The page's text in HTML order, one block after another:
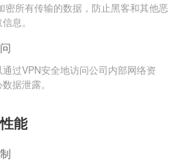
密所有传输的数据，防止黑客和其他恶
息。
过VPN安全地访问公司内部网络资
据泄露。
能